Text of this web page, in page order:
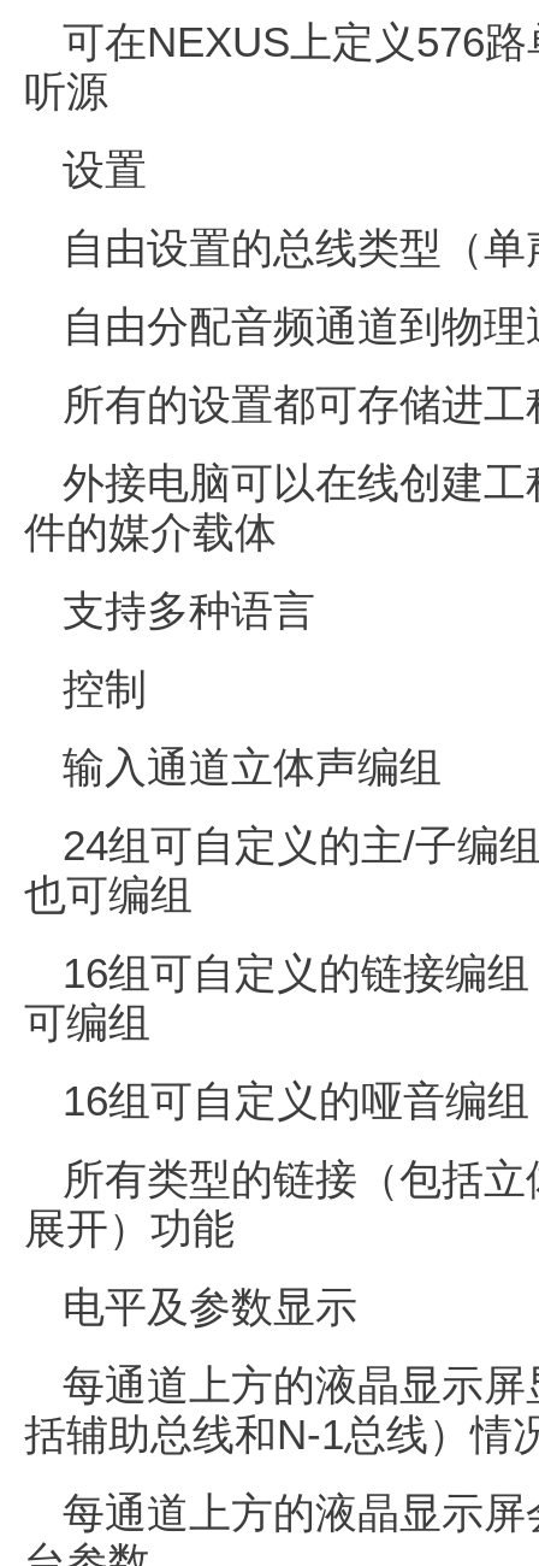
可在NEXUS上定义576
听源
设置
自由设置的总线类型（
自由分配音频通道到物
所有的设置都可存储进工
外接电脑可以在线创建
件的媒介载体
支持多种语言
控制
输入通道立体声编组
24组可自定义的主/子编
也可编组
16组可自定义的链接编
可编组
16组可自定义的哑音编组
所有类型的链接（包括
展开）功能
电平及参数显示
每通道上方的液晶显示
括辅助总线和N-1总线）情
每通道上方的液晶显示